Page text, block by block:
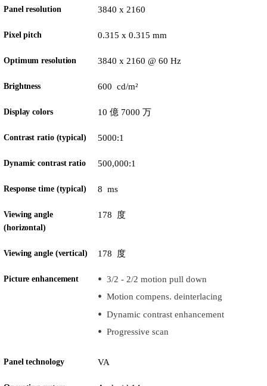
Panel resolution 3840 x 2160
Pixel pitch 0.315 x 0.315 mm
Optimum resolution 3840 x 2160 @ 60 Hz
Brightness 600 cd/m²
Display colors 10 億 7000 万
Contrast ratio (typical) 5000:1
Dynamic contrast ratio 500,000:1
Response time (typical) 8 ms
Viewing angle
(horizontal)
178 度
Viewing angle (vertical) 178 度
Picture enhancement
3/2 - 2/2 motion pull down
Motion compens. deinterlacing
Dynamic contrast enhancement
Progressive scan
Panel technology VA